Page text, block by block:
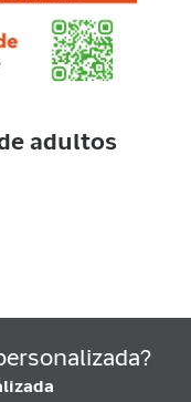
adultos